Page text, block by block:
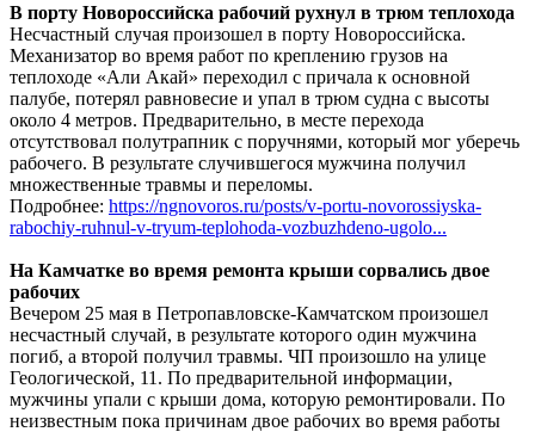
В порту Новороссийска рабочий рухнул в трюм теплохода
Несчастный случая произошел в порту Новороссийска.
Механизатор во время работ по креплению грузов на
теплоходе «Али Акай» переходил с причала к основной
палубе, потерял равновесие и упал в трюм судна с высоты
около 4 метров. Предварительно, в месте перехода
отсутствовал полутрапник с поручнями, который мог уберечь
рабочего. В результате случившегося мужчина получил
множественные травмы и переломы.
Подробнее: https://ngnovoros.ru/posts/v-portu-novorossiyska-
rabochiy-ruhnul-v-tryum-teplohoda-vozbuzhdeno-ugolo...
На Камчатке во время ремонта крыши сорвались двое
рабочих
Вечером 25 мая в Петропавловске-Камчатском произошел
несчастный случай, в результате которого один мужчина
погиб, а второй получил травмы. ЧП произошло на улице
Геологической, 11. По предварительной информации,
мужчины упали с крыши дома, которую ремонтировали. По
неизвестным пока причинам двое рабочих во время работы